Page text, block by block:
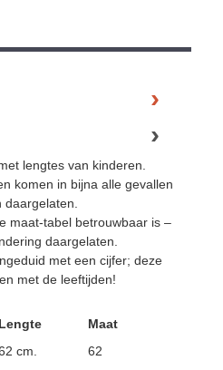
lengtes van kinderen.
komen in bijna alle gevallen
maat-tabel betrouwbaar is –
daargelaten.
met een cijfer; deze
met de leeftijden!
Lengte
Maat
cm.
62